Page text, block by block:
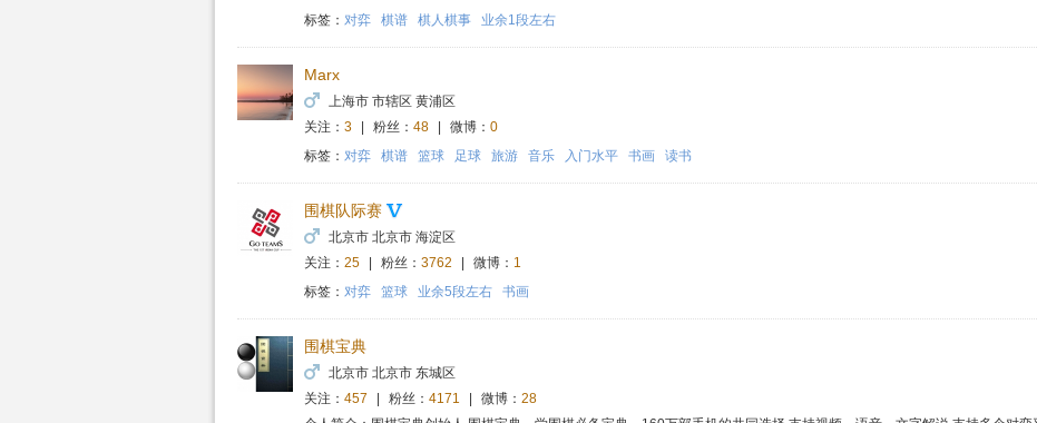
标签： 对弈 棋谱 棋人棋事 业余1段左右
Marx
上海市 市辖区 黄浦区
关注： 3 粉丝： 48 微博： 0
标签： 对弈 棋谱 篮球 足球 旅游 音乐 入门水平 书画 读书
围棋队际赛
北京市 北京市 海淀区
关注： 25 粉丝： 3762 微博： 1
标签： 对弈 篮球 业余5段左右 书画
围棋宝典
北京市 北京市 东城区
关注： 457 粉丝： 4171 微博： 28